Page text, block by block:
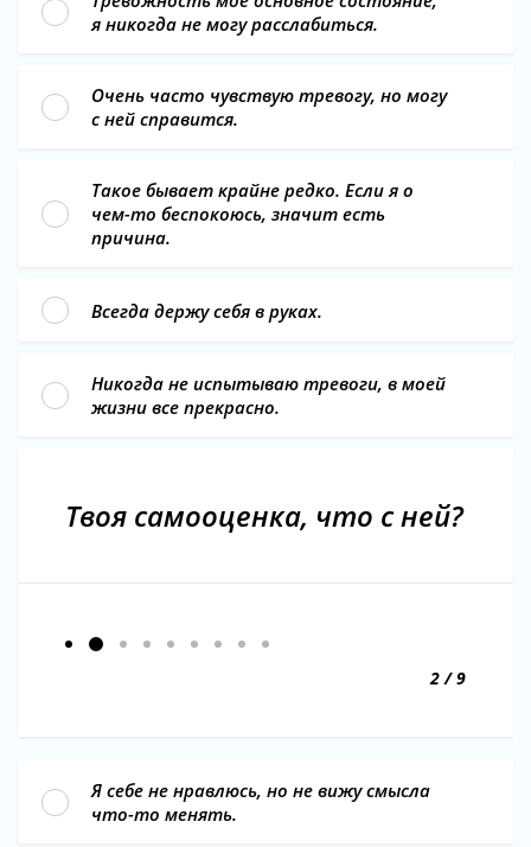
я никогда не могу расслабиться.
Очень часто чувствую тревогу, но могу
с ней справится.
Такое бывает крайне редко. Если я о
чем-то беспокоюсь, значит есть
причина.
Всегда держу себя в руках.
Никогда не испытываю тревоги, в моей
жизни все прекрасно.
Твоя самооценка, что с ней?
2 / 9
Я себе не нравлюсь, но не вижу смысла
что-то менять.